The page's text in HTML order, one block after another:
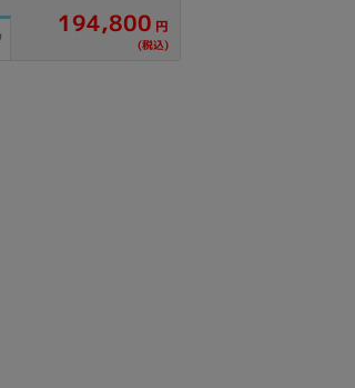
194,800 円
(税込)
BD-ROM DVD-マルチ
パーマルチ その他